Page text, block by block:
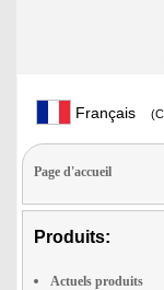
Français
Page d'accueil
Produits:
Actuels produits